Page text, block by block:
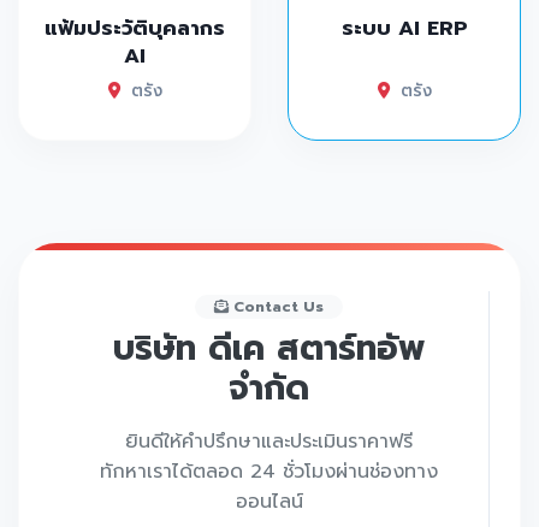
แฟ้มประวัติบุคลากร
AI
ตรัง
ระบบ AI ERP
ตรัง
Contact Us
บริษัท ดีเค สตาร์ทอัพ
จำกัด
ยินดีให้คำปรึกษาและประเมินราคาฟรี
ทักหาเราได้ตลอด 24 ชั่วโมงผ่านช่องทาง
ออนไลน์